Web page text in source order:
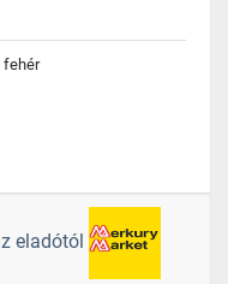
fehér
eladótól